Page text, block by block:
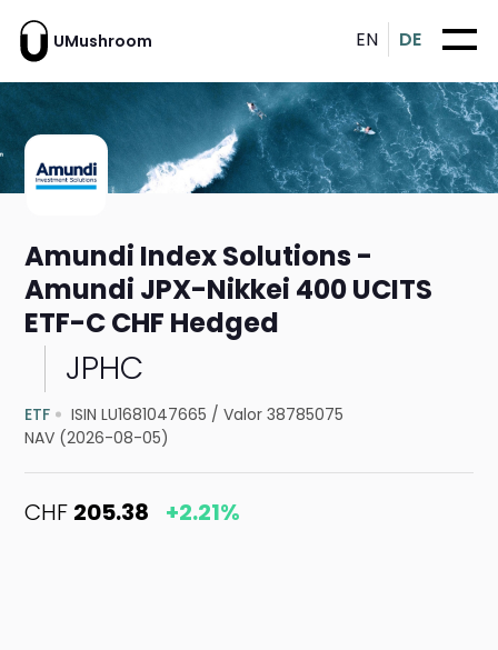
UMushroom EN DE
Amundi Index Solutions -
Amundi JPX-Nikkei 400 UCITS
ETF-C CHF Hedged
JPHC
ETF ISIN LU1681047665 /Valor 38785075
NAV (2026-08-05)
CHF 205.38 +2.21%